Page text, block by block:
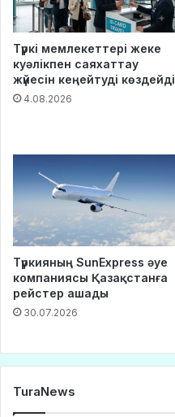
Түркі мемлекеттері жеке
куәлікпен саяхаттау
жүйесін кеңейтуді көздейді
4.08.2026
Түркияның SunExpress әуе
компаниясы Қазақстанға
рейстер ашады
30.07.2026
TuraNews